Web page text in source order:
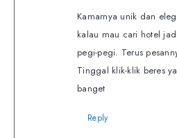
Kamarnya unik dan
kalau mau cari hotel
pegi-pegi. Terus
Tinggal klik-klik beres
banget
Reply